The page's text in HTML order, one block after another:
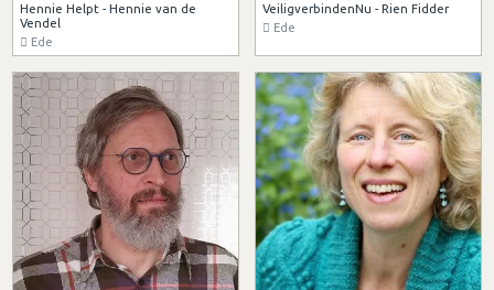
Hennie Helpt - Hennie van de
Vendel
Ede
VeiligverbindenNu - Rien Fidder
Ede